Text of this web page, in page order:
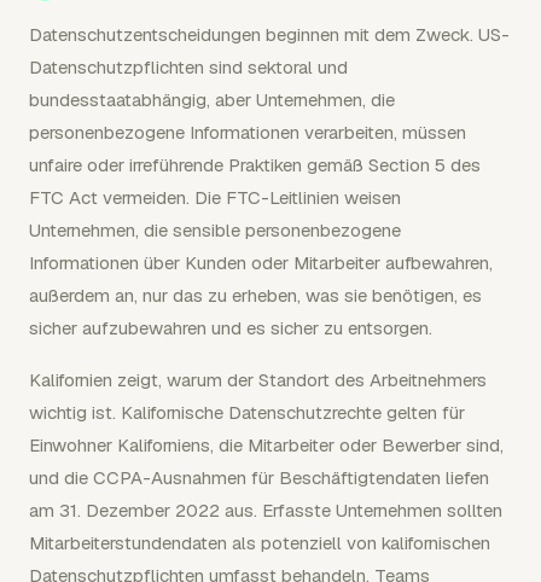
Datenschutzentscheidungen beginnen mit dem Zweck. US-
Datenschutzpflichten sind sektoral und
bundesstaatabhängig, aber Unternehmen, die
personenbezogene Informationen verarbeiten, müssen
unfaire oder irreführende Praktiken gemäß Section 5 des
FTC Act vermeiden. Die FTC-Leitlinien weisen
Unternehmen, die sensible personenbezogene
Informationen über Kunden oder Mitarbeiter aufbewahren,
außerdem an, nur das zu erheben, was sie benötigen, es
sicher aufzubewahren und es sicher zu entsorgen.
Kalifornien zeigt, warum der Standort des Arbeitnehmers
wichtig ist. Kalifornische Datenschutzrechte gelten für
Einwohner Kaliforniens, die Mitarbeiter oder Bewerber sind,
und die CCPA-Ausnahmen für Beschäftigtendaten liefen
am 31. Dezember 2022 aus. Erfasste Unternehmen sollten
Mitarbeiterstundendaten als potenziell von kalifornischen
Datenschutzpflichten umfasst behandeln. Teams